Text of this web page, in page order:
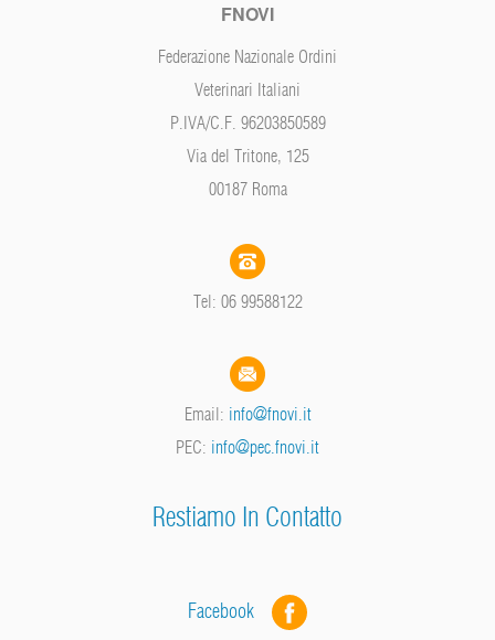
FNOVI
Federazione Nazionale Ordini
Veterinari Italiani
P.IVA/C.F. 96203850589
Via del Tritone, 125
00187 Roma
Tel: 06 99588122
Email: info@fnovi.it
PEC: info@pec.fnovi.it
Restiamo In Contatto
Facebook